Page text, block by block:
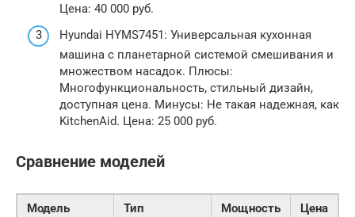
Цена: 40 000 руб.
Hyundai HYMS7451: Универсальная кухонная
машина с планетарной системой смешивания и
множеством насадок. Плюсы:
Многофункциональность, стильный дизайн,
доступная цена. Минусы: Не такая надежная, как
KitchenAid. Цена: 25 000 руб.
Сравнение моделей
Модель Тип Мощность
Цена